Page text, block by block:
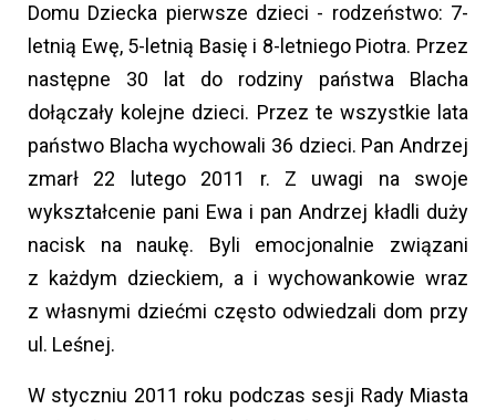
Domu Dziecka pierwsze dzieci - rodzeństwo: 7-
letnią Ewę, 5-letnią Basię i 8-letniego Piotra. Przez
następne 30 lat do rodziny państwa Blacha
dołączały kolejne dzieci. Przez te wszystkie lata
państwo Blacha wychowali 36 dzieci. Pan Andrzej
zmarł 22 lutego 2011 r. Z uwagi na swoje
wykształcenie pani Ewa i pan Andrzej kładli duży
nacisk na naukę. Byli emocjonalnie związani
z każdym dzieckiem, a i wychowankowie wraz
z własnymi dziećmi często odwiedzali dom przy
ul. Leśnej.
W styczniu 2011 roku podczas sesji Rady Miasta